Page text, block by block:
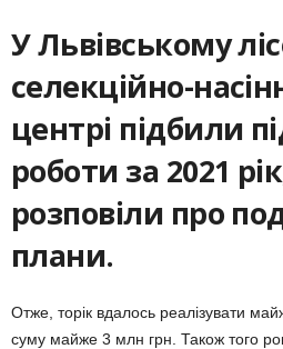
У Львівському
селекційно-
центрі підбили
роботи за 2021
розповіли про
плани.
Отже, торік вдалось реалізувати
суму майже 3 млн грн. Також того